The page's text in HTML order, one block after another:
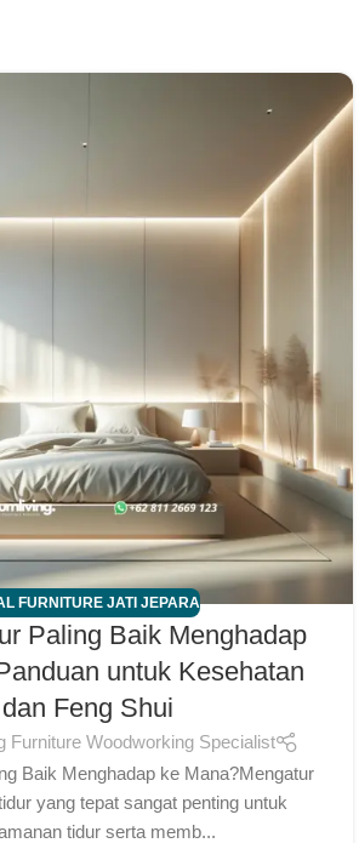
FURNITURE JATI JEPARA
Paling Baik Menghadap
untuk Kesehatan
dan Feng Shui
Furniture Woodworking Specialist
Baik Menghadap ke Mana?Mengatur
yang tepat sangat penting untuk
tidur serta memb...